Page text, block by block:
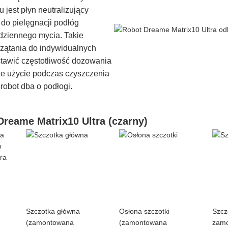
jest płyn neutralizujący
pielęgnacji podłóg
mycia. Takie
do indywidualnych
częstotliwość dozowania
użycie podczas czyszczenia
dba o podłogi.
Matrix10 Ultra (czarny)
Szczotka główna
(zamontowana
Osłona szczotki
(zamontowana